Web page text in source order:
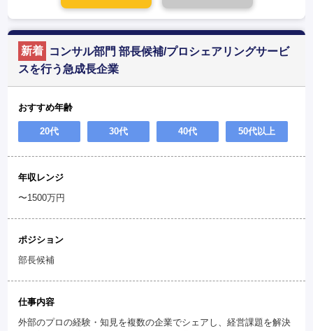
新着 コンサル部門 部長候補/プロシェアリングサービ
スを行う急成長企業
おすすめ年齢
20代 30代 40代 50代以上
年収レンジ
〜1500万円
ポジション
部長候補
仕事内容
外部のプロの経験・知見を複数の企業でシェアし、経営課題を解決